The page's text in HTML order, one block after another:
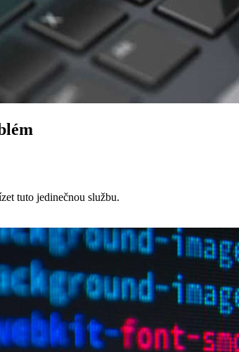
tuto jedinečnou službu.